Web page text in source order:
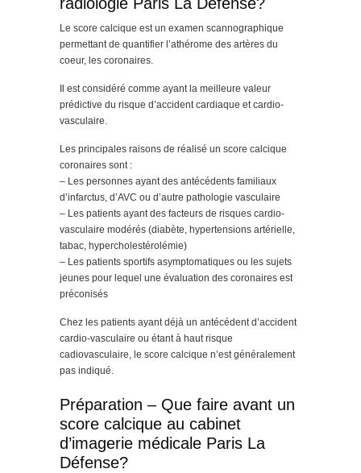
Le score calcique est un examen scannographique
permettant de quantifier l’athérome des artères du
coeur, les coronaires.
Il est considéré comme ayant la meilleure valeur
prédictive du risque d’accident cardiaque et cardio-
vasculaire.
Les principales raisons de réalisé un score calcique
coronaires sont :
– Les personnes ayant des antécédents familiaux
d’infarctus, d’AVC ou d’autre pathologie vasculaire
– Les patients ayant des facteurs de risques cardio-
vasculaire modérés (diabète, hypertensions artérielle,
tabac, hypercholestérolémie)
– Les patients sportifs asymptomatiques ou les sujets
jeunes pour lequel une évaluation des coronaires est
préconisés
Chez les patients ayant déjà un antécédent d’accident
cardio-vasculaire ou étant à haut risque
cadiovasculaire, le score calcique n’est généralement
pas indiqué.
Préparation – Que faire avant un
score calcique au cabinet
d’imagerie médicale Paris La
Défense?